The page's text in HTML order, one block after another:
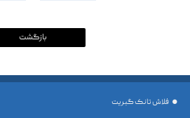
بازگشت
فلاش تانک گبریت